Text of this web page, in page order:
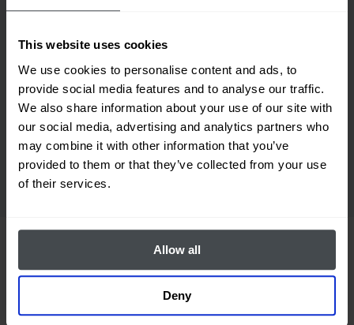
This website uses cookies
We use cookies to personalise content and ads, to
provide social media features and to analyse our traffic.
We also share information about your use of our site with
our social media, advertising and analytics partners who
may combine it with other information that you’ve
provided to them or that they’ve collected from your use
of their services.
Allow all
Deny
budowie. Pilnuj przestrzegania standardów
potencjalne zagrożenia, zapewniając bezpieczne
warunki pracy wszystkim członkom zespołu.